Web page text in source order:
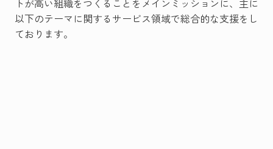
トが高い組織をつくることをメインミッションに、主に
以下のテーマに関するサービス領域で総合的な支援をし
ております。